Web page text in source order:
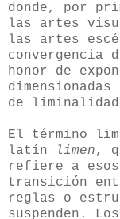
donde, por
las artes
las artes
honor de
de
El término
latín
limen ,
refiere a esos
transición
reglas o
suspenden.